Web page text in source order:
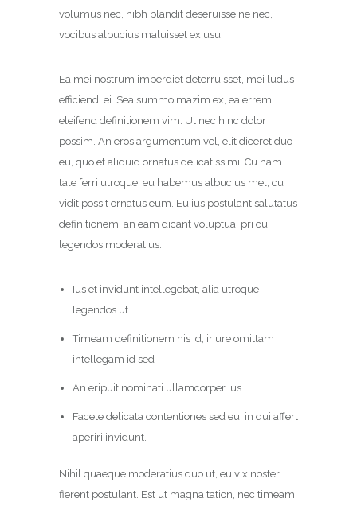
volumus nec, nibh blandit deseruisse ne nec,
vocibus albucius maluisset ex usu.
Ea mei nostrum imperdiet deterruisset, mei ludus
efficiendi ei. Sea summo mazim ex, ea errem
eleifend definitionem vim. Ut nec hinc dolor
possim. An eros argumentum vel, elit diceret duo
eu, quo et aliquid ornatus delicatissimi. Cu nam
tale ferri utroque, eu habemus albucius mel, cu
vidit possit ornatus eum. Eu ius postulant salutatus
definitionem, an eam dicant voluptua, pri cu
legendos moderatius.
Ius et invidunt intellegebat, alia utroque
legendos ut
Timeam definitionem his id, iriure omittam
intellegam id sed
An eripuit nominati ullamcorper ius.
Facete delicata contentiones sed eu, in qui affert
aperiri invidunt.
Nihil quaeque moderatius quo ut, eu vix noster
fierent postulant. Est ut magna tation, nec timeam